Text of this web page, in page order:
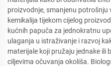
proizvodnje, smanjenu potrošnju
kemikalija tijekom cijelog
kućnih papuča za jednokratnu
ulaganja u istraživanje i razvoj
materijale koji pružaju jednake ili
ciljevima očuvanja okoliša.